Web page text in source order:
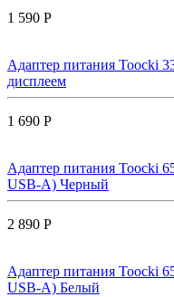
1 590 Р
Адаптер питания Toocki
дисплеем
1 690 Р
Адаптер питания Toocki
USB-A) Черный
2 890 Р
Адаптер питания Toocki
USB-A) Белый